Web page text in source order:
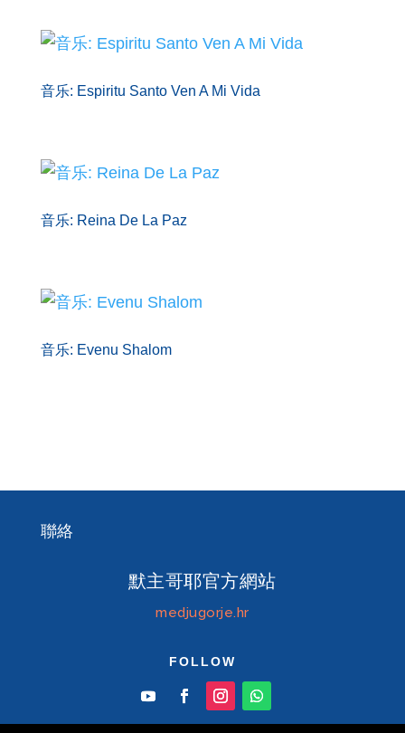
音乐: Espiritu Santo Ven A Mi Vida
音乐: Reina De La Paz
音乐: Evenu Shalom
聯絡
默主哥耶官方網站
medjugorje.hr
FOLLOW